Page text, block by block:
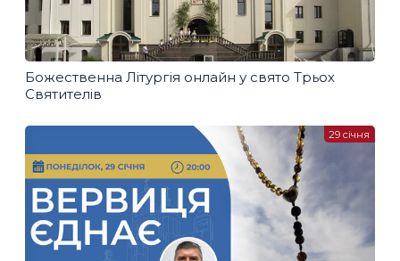
Божественна Літургія онлайн у свято Трьох
Святителів
29 січня